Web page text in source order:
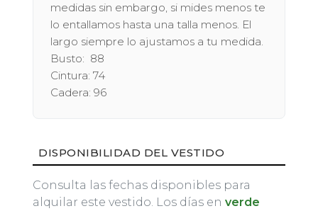
medidas sin embargo, si mides menos te
lo entallamos hasta una talla menos. El
largo siempre lo ajustamos a tu medida.
Busto: 88
Cintura: 74
Cadera: 96
DISPONIBILIDAD DEL VESTIDO
Consulta las fechas disponibles para
alquilar este vestido. Los días en verde